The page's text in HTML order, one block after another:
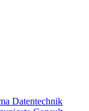
Datentechnik